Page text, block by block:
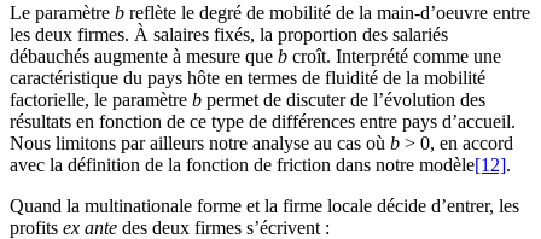
Le paramètre b reflète le degré de mobilité de la main-d’oeuvre entre
les deux firmes. À salaires fixés, la proportion des salariés
débauchés augmente à mesure que b croît. Interprété comme une
caractéristique du pays hôte en termes de fluidité de la mobilité
factorielle, le paramètre b permet de discuter de l’évolution des
résultats en fonction de ce type de différences entre pays d’accueil.
Nous limitons par ailleurs notre analyse au cas où b > 0, en accord
avec la définition de la fonction de friction dans notre modèle[12].
Quand la multinationale forme et la firme locale décide d’entrer, les
profits ex ante des deux firmes s’écrivent :